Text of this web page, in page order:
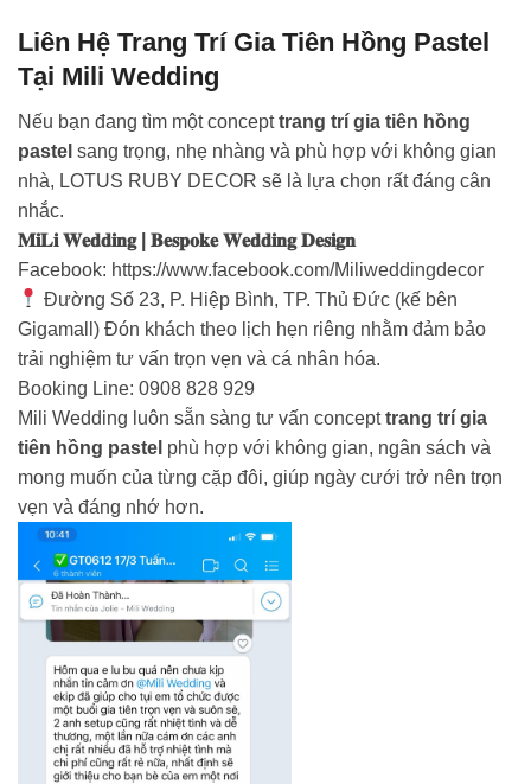
Liên Hệ Trang Trí Gia Tiên Hồng Pastel
Tại Mili Wedding
Nếu bạn đang tìm một concepttrang trí gia tiên hồng
pastel sang trọng, nhẹ nhàng và phù hợp với không gian
nhà, LOTUS RUBY DECOR sẽ là lựa chọn rất đáng cân
nhắc.
𝐌𝐢𝐋𝐢 𝐖𝐞𝐝𝐝𝐢𝐧𝐠 | 𝐁𝐞𝐬𝐩𝐨𝐤𝐞 𝐖𝐞𝐝𝐝𝐢𝐧𝐠 𝐃𝐞𝐬𝐢𝐠𝐧
Facebook: https://www.facebook.com/Miliweddingdecor
Đường Số 23, P. Hiệp Bình, TP. Thủ Đức (kế bên
Gigamall) Đón khách theo lịch hẹn riêng nhằm đảm bảo
trải nghiệm tư vấn trọn vẹn và cá nhân hóa.
Booking Line: 0908 828 929
Mili Wedding luôn sẵn sàng tư vấn concepttrang trí gia
tiên hồng pastel phù hợp với không gian, ngân sách và
mong muốn của từng cặp đôi, giúp ngày cưới trở nên trọn
vẹn và đáng nhớ hơn.